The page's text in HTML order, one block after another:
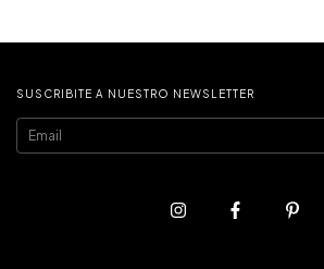
SUSCRIBITE A NUESTRO NEWSLETTER